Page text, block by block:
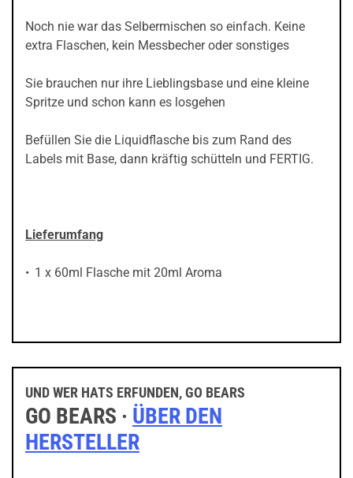
Noch nie war das Selbermischen so einfach. Keine
extra Flaschen, kein Messbecher oder sonstiges
Sie brauchen nur ihre Lieblingsbase und eine kleine
Spritze und schon kann es losgehen
Befüllen Sie die Liquidflasche bis zum Rand des
Labels mit Base, dann kräftig schütteln und FERTIG.
Lieferumfang
1 x 60ml Flasche mit 20ml Aroma
UND WER HATS ERFUNDEN, GO BEARS
GO BEARS · ÜBER DEN
HERSTELLER